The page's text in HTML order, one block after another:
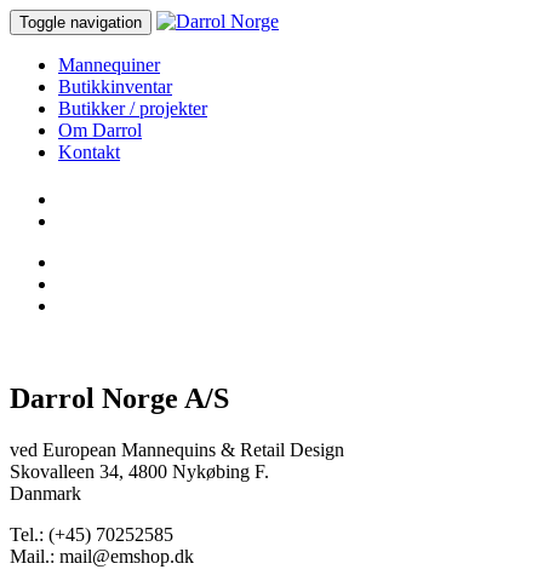
Toggle navigation
Mannequiner
Butikkinventar
Butikker / projekter
Om Darrol
Kontakt
Darrol Norge A/S
ved European Mannequins & Retail Design
Skovalleen 34, 4800 Nykøbing F.
Danmark
Tel.: (+45) 70252585
Mail.: mail@emshop.dk